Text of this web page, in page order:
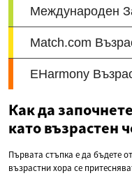
Как да
като възрастен
Първата стъпка е да бъдете
възрастни хора се